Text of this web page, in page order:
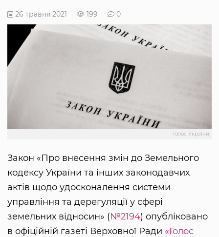
26 травня 2021 199 0
Голос України
Закон «Про внесення змін до Земельного
кодексу України та інших законодавчих
актів щодо удосконалення системи
управління та дерегуляції у сфері
земельних відносин» (№2194) опубліковано
в офіційній газеті Верховної Ради «Голос